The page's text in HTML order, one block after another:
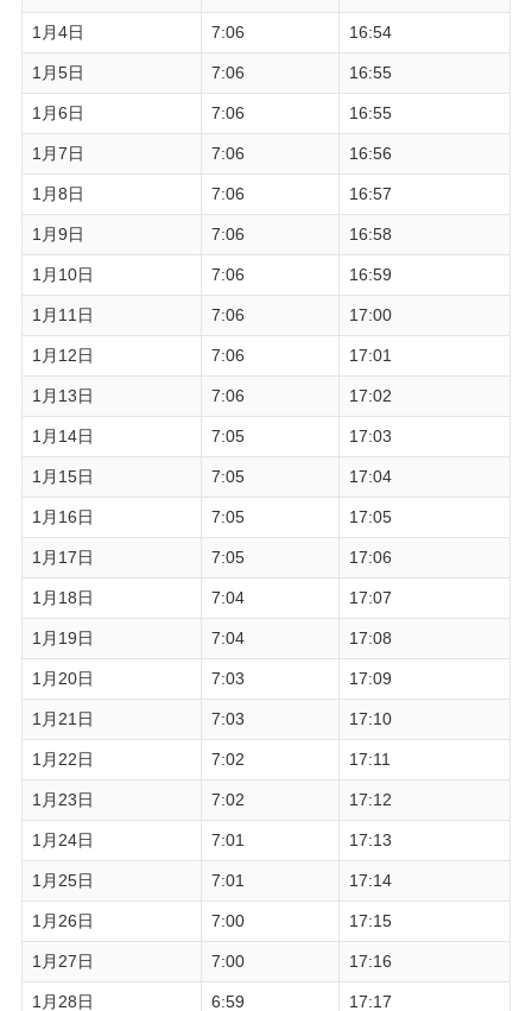
1月4日 7:06 16:54
1月5日 7:06 16:55
1月6日 7:06 16:55
1月7日 7:06 16:56
1月8日 7:06 16:57
1月9日 7:06 16:58
1月10日 7:06 16:59
1月11日 7:06 17:00
1月12日 7:06 17:01
1月13日 7:06 17:02
1月14日 7:05 17:03
1月15日 7:05 17:04
1月16日 7:05 17:05
1月17日 7:05 17:06
1月18日 7:04 17:07
1月19日 7:04 17:08
1月20日 7:03 17:09
1月21日 7:03 17:10
1月22日 7:02 17:11
1月23日 7:02 17:12
1月24日 7:01 17:13
1月25日 7:01 17:14
1月26日 7:00 17:15
1月27日 7:00 17:16
1月28日 6:59 17:17